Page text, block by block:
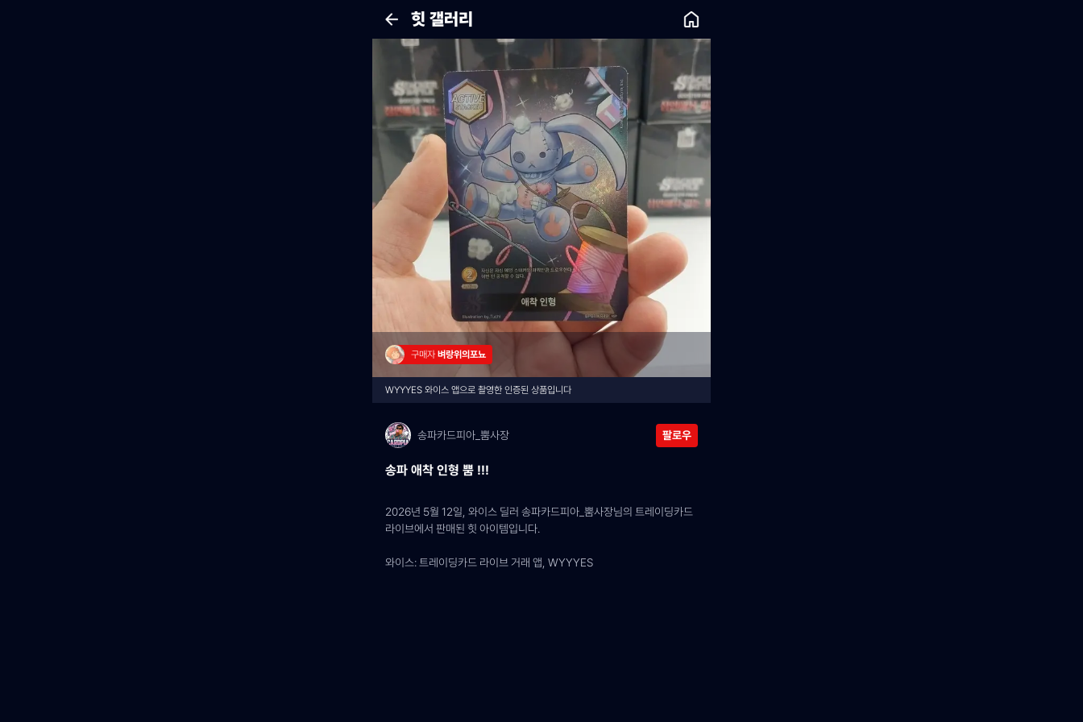
힛 갤러리
구매자 벼랑위의포뇨
WYYYES 와이스 앱으로 촬영한 인증된 상품입니다
송파카드피아_뿜사장 팔로우
송파 애착 인형 뿜 !!!
2026년 5월 12일, 와이스 딜러 송파카드피아_뿜사장님의 트레이딩카드
라이브에서 판매된 힛 아이템입니다.
와이스: 트레이딩카드 라이브 거래 앱, WYYYES